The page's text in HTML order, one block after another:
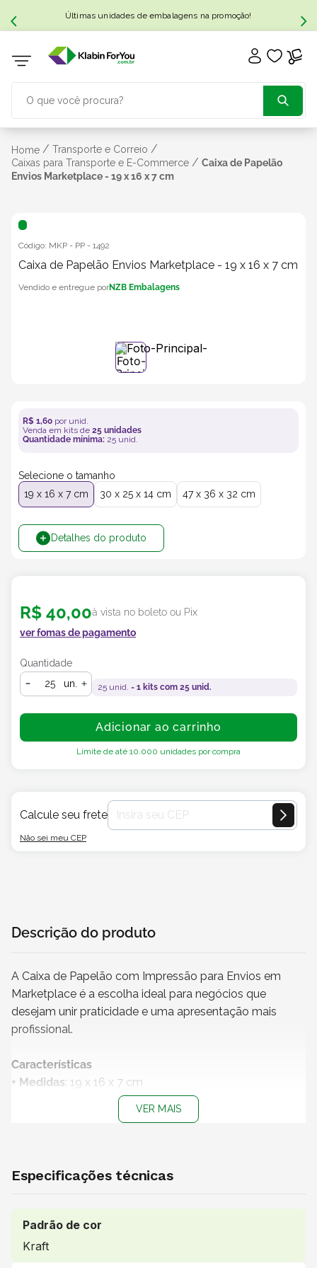
Últimas unidades de embalagens na promoção!
Home / Transporte e Correio /
Caixas para Transporte e E-Commerce / Caixa de Papelão
Envios Marketplace - 19 x 16 x 7 cm
Código: MKP - PP - 1492
Caixa de Papelão Envios Marketplace - 19 x 16 x 7 cm
NZB Embalagens
R$ 1,60 por unid.
Venda em kits de 25 unidades
Quantidade mínima: 25 unid.
Selecione o tamanho
19 x 16 x 7 cm
30 x 25 x 14 cm 47 x 36 x 32 cm
Detalhes do produto
R$ 40,00à vista no boleto ou Pix
ver fomas de pagamento
Quantidade
un.
25 unid. = 1 kits com 25 unid.
Adicionar ao carrinho
Limite de até 10.000 unidades por compra
Calcule seu frete
Não sei meu CEP
Descrição do produto
A Caixa de Papelão com Impressão para Envios em
Marketplace é a escolha ideal para negócios que
desejam unir praticidade e uma apresentação mais
profissional.
Características
+ Medidas: 19 x 16 x 7 cm
: Impressão “Olá, cheguei!”
Papelão Ondulado
+Embalagem 100% reciclável
Uso indicado
Indicada para envio de itens pequenos como roupas,
VER MAIS
Especificações técnicas
Padrão de cor
Kraft
3º caixa sedex
5º transporte
9 º bebidas